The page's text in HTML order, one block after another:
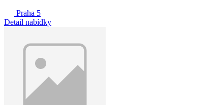
Praha 5
Detail nabídky